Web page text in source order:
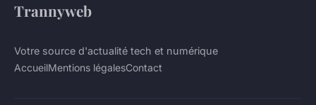
Trannyweb
Votre source d'actualité tech et numérique
AccueilMentions légalesContact